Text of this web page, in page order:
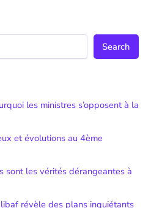
Search
les ministres s’opposent à la
et évolutions au 4ème
sont les vérités dérangeantes à
révèle des plans inquiétants